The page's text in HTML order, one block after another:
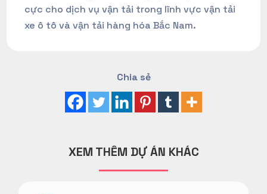
cực cho dịch vụ vận tải trong lĩnh vực vận tải
xe ô tô và vận tải hàng hóa Bắc Nam.
Chia sẻ
XEM THÊM DỰ ÁN KHÁC